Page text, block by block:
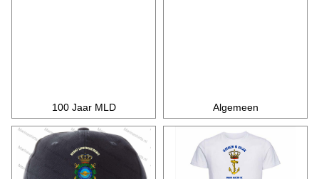
100 Jaar MLD Algemeen